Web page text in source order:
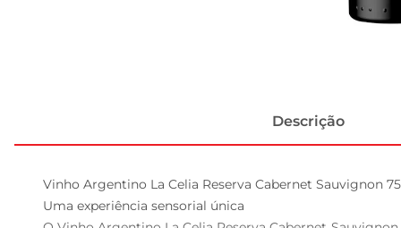
Descrição
Vinho Argentino La Celia Reserva Cabernet Sauvignon
Uma experiência sensorial única